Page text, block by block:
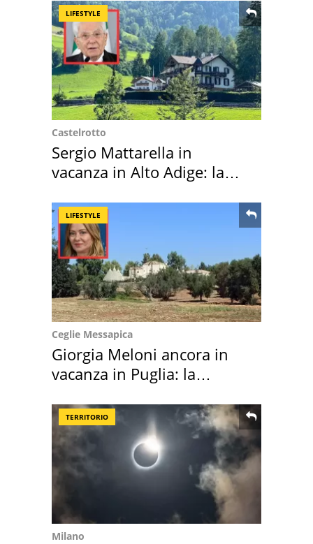
LIFESTYLE
Castelrotto
Sergio Mattarella in
vacanza in Alto Adige: la
LIFESTYLE
Ceglie Messapica
Giorgia Meloni ancora in
vacanza in Puglia: la
TERRITORIO
Milano